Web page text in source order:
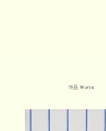
作品 Works